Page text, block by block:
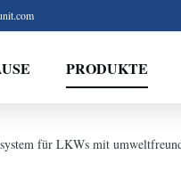
PRODUKTE
für LKWs mit